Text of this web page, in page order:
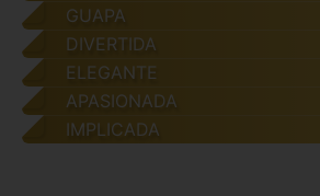
GUAPA
DIVERTIDA
ELEGANTE
APASIONADA
IMPLICADA